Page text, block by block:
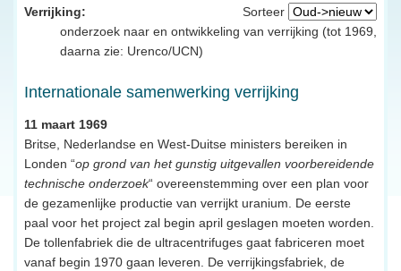
Sorteer
Verrijking:
onderzoek naar en ontwikkeling van verrijking (tot 1969,
daarna zie: Urenco/UCN)
Internationale samenwerking verrijking
11 maart 1969
Britse, Nederlandse en West-Duitse ministers bereiken in
Londen “op grond van het gunstig uitgevallen voorbereidende
technische onderzoek“ overeenstemming over een plan voor
de gezamenlijke productie van verrijkt uranium. De eerste
paal voor het project zal begin april geslagen moeten worden.
De tollenfabriek die de ultracentrifuges gaat fabriceren moet
vanaf begin 1970 gaan leveren. De verrijkingsfabriek, de